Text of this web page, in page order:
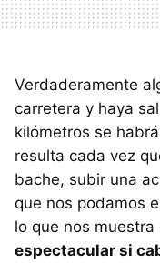
Verdaderamente
carretera y haya
kilómetros se
resulta cada vez
bache, subir una
que nos podamos
lo que nos muestra
espectacular si